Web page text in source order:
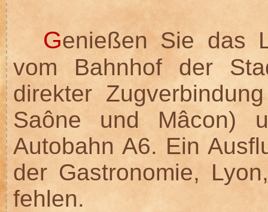
Genießen Sie das
vom Bahnhof der
direkter
Saône und Mâcon)
Autobahn A6. Ein
der Gastronomie,
fehlen.